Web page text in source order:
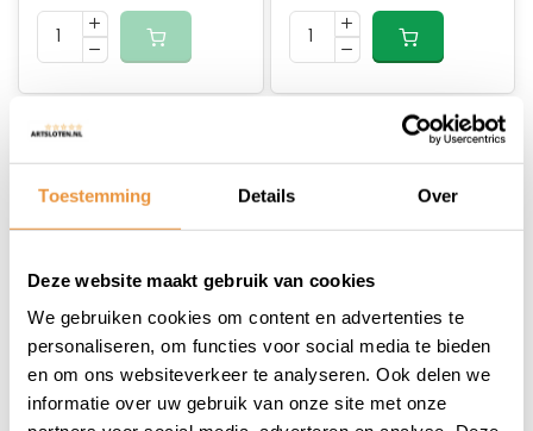
Toestemming Details Over
Deze website maakt gebruik van cookies
We gebruiken cookies om content en advertenties te
personaliseren, om functies voor social media te bieden
en om ons websiteverkeer te analyseren. Ook delen we
informatie over uw gebruik van onze site met onze
(0)
OJ kleding
handschoenset
Op voorraad
(0)
OJ kleding
handschoenset
Op voorraad